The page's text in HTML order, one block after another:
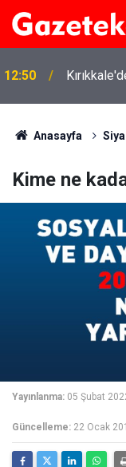
12:50
Anasayfa
Kime ne
Yayınlanma: 05 Şubat
Güncelleme: 22 Ocak